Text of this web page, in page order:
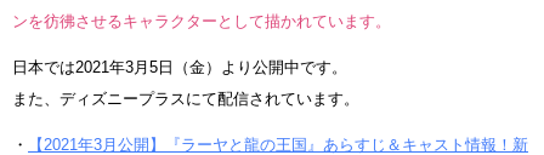
ンを彷彿させるキャラクターとして描かれています。
日本では2021年3月5日（金）より公開中です。
また、ディズニープラスにて配信されています。
・
【2021年3月公開】『ラーヤと龍の王国』あらすじ＆キャスト情報！新